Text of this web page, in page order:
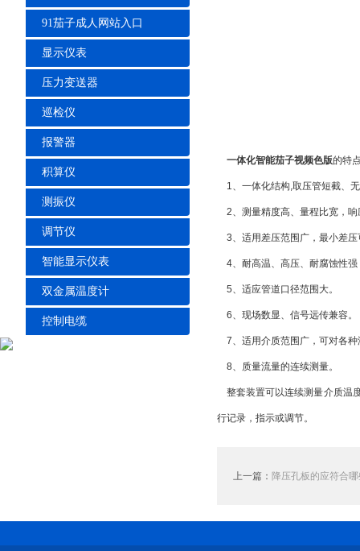
91茄子成人网站入口
显示仪表
压力变送器
巡检仪
报警器
积算仪
测振仪
调节仪
智能显示仪表
双金属温度计
控制电缆
一体化智能茄子视频色版的特
1、一体化结构,取压管短截、
2、测量精度高、量程比宽，响
3、适用差压范围广，最小差压
4、耐高温、高压、耐腐蚀性强
5、适应管道口径范围大。
6、现场数显、信号远传兼容。
7、适用介质范围广，可对各
8、质量流量的连续测量。
整套装置可以连续测量介质温
行记录，指示或调节。
上一篇： 降压孔板的应符合